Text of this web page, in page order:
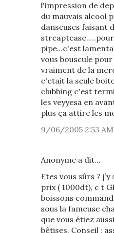
l'impression de
du mauvais alcool
danseuses faisant
pipe...c'est
vous bouscule
vraiment de la
c'etait la seule
clubbing c'est
les veyyesa en
plus ça attire les
9/06/2005 2:53 AM
Anonyme a dit…
Etes vous sûrs ?
prix ( 1000dt), c t
boissons
sous la fameuse
que vous étiez
bêtises. Conseil :